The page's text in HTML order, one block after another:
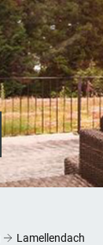
Lamellendach